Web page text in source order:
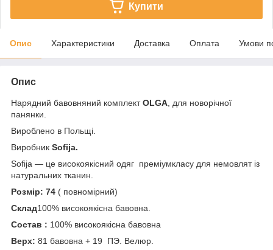
Купити
Опис Характеристики Доставка Оплата Умови
Опис
Нарядний бавовняний комплектOLGA , для новорічної
панянки.
Вироблено в Польщі.
Виробник Sofija.
Sofija — це високоякісний одяг преміумкласу для немовлят із
натуральних тканин.
Розмір: 74 ( повномірний)
Склад100% високоякісна бавовна.
Состав : 100% високоякісна бавовна
Верх: 81 бавовна + 19 ПЭ. Велюр.